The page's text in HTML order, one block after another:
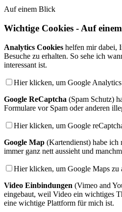
Auf einem Blick
Wichtige Cookies - Auf
Analytics Cookies helfen mir dabei,
Besuche zu erhalten. So sehe ich
interessant ist.
Hier klicken, um Google
Google ReCaptcha (Spam Schutz)
Formulare vor Spam oder anderen
Hier klicken, um Google
Google Map (Kartendienst) habe ich
immer ganz nett aussieht und
Hier klicken, um Google Maps zu
Video Einbindungen (Vimeo and
eingebaut, weil Video ein wichtiges
eine wichtige Plattform für mich ist.